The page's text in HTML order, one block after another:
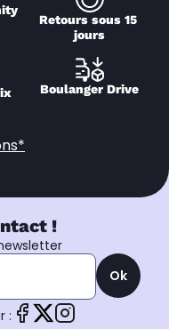
Retours sous 15
jours
Boulanger Drive
!
Ok
: